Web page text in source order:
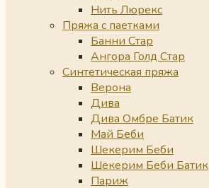
Нить Люрекс
Пряжа с паетками
Банни Стар
Ангора Голд Стар
Синтетическая пряжа
Верона
Дива
Дива Омбре Батик
Май Беби
Шекерим Беби
Шекерим Беби Батик
Париж